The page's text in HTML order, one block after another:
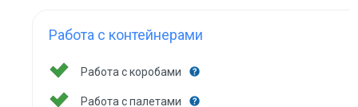
Работа с контейнерами
Работа с коробами
Работа с палетами